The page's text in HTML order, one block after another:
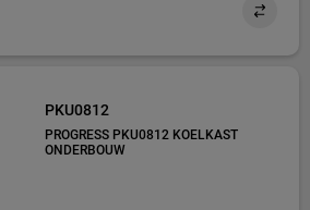
PKU0812
PROGRESS PKU0812 KOELKAST
ONDERBOUW